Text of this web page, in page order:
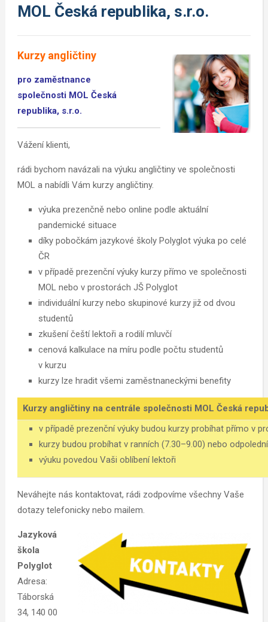
MOL Česká republika, s.r.o.
Kurzy angličtiny
pro zaměstnance
společnosti MOL Česká
republika, s.r.o.
Vážení klienti,
rádi bychom navázali na výuku angličtiny ve společnosti
MOL a nabídli Vám kurzy ­angličtiny.
výuka prezenčně nebo online podle aktuální
pandemické situace
díky pobočkám jazykové školy Polyglot výuka po celé
ČR
v případě prezenční výuky kurzy přímo ve společnosti
MOL nebo v prostorách JŠ Polyglot
individuální kurzy nebo skupinové kurzy již od dvou
studentů
zkušení čeští lektoři a rodilí mluvčí
cenová kalkulace na míru podle počtu studentů
v kurzu
kurzy lze hradit všemi zaměstnaneckými benefity
Kurzy angličtiny na centrále společnosti MOL Česká
v případě prezenční výuky budou kurzy probíhat přímo v
kurzy budou probíhat v ranních (7.30–9.00) nebo
výuku povedou Vaši oblíbení lektoři
Neváhejte nás kontaktovat, rádi zodpovíme všechny Vaše
dotazy telefonicky nebo mailem.
Jazyková
škola
Polyglot
Adresa:
Táborská
34, 140 00